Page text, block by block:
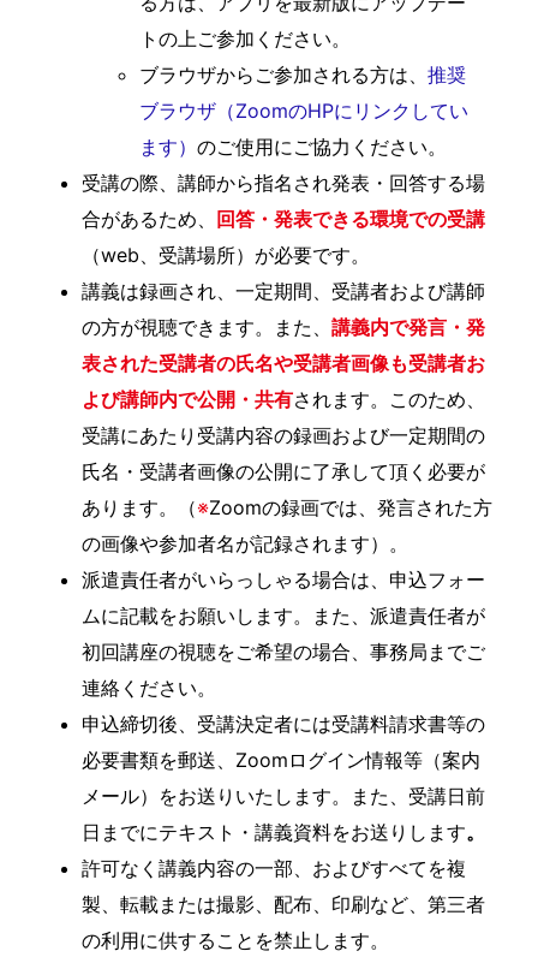
トの上ご参加ください。
ブラウザからご参加される方は、 推奨
ブラウザ（ZoomのHPにリンクしてい
ます） のご使用にご協力ください。
受講の際、講師から指名され発表・回答する場
合があるため、
回答・発表できる環境での受講
（web、受講場所）が必要です。
講義は録画され、一定期間、受講者および講師
の方が視聴できます。また、 講義内で発言・発
表された受講者の氏名や受講者画像も受講者お
よび講師内で公開・共有されます。このため、
受講にあたり受講内容の録画および一定期間の
氏名・受講者画像の公開に了承して頂く必要が
あります。（※Zoomの録画では、発言された方
の画像や参加者名が記録されます）。
派遣責任者がいらっしゃる場合は、申込フォー
ムに記載をお願いします。また、派遣責任者が
初回講座の視聴をご希望の場合、事務局までご
連絡ください。
申込締切後、受講決定者には受講料請求書等の
必要書類を郵送、Zoomログイン情報等（案内
メール）をお送りいたします。また、受講日前
日までにテキスト・講義資料をお送りします。
許可なく講義内容の一部、およびすべてを複
製、転載または撮影、配布、印刷など、第三者
の利用に供することを禁止します。